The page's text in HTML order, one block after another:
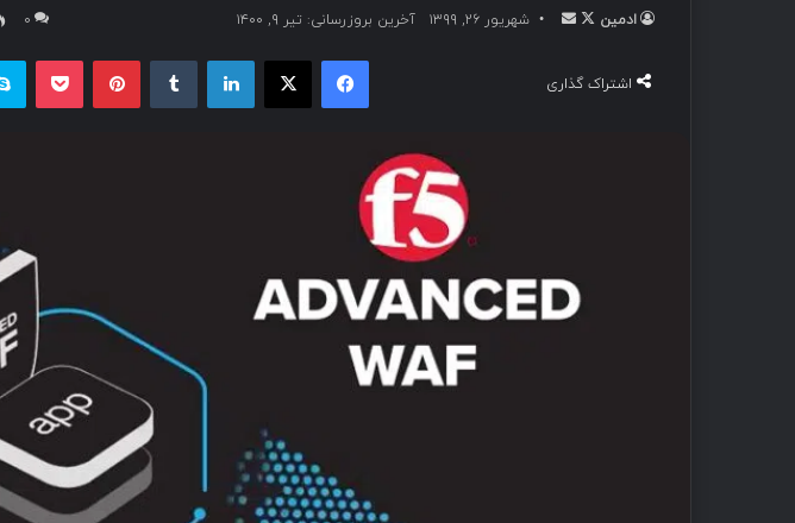
ادمین شهریور ۲۶, ۱۳۹۹ آخرین بروزرسانی: تیر ۹, ۱۴۰۰ ۰
اشتراک گذاری